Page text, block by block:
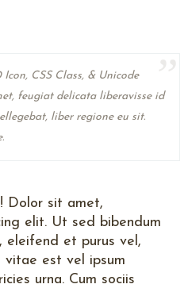
Icon, CSS Class, & Unicode
feugiat delicata liberavisse id
liber regione eu sit.
Dolor sit amet,
elit. Ut sed bibendum
eleifend et purus vel,
vitae est vel ipsum
urna. Cum sociis